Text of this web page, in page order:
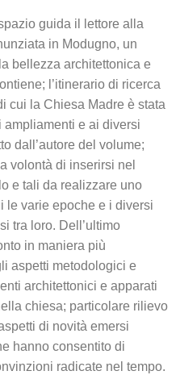
guida il lettore alla
in Modugno, un
bellezza architettonica e
l’itinerario di ricerca
cui la Chiesa Madre è stata
e ai diversi
dall’autore del volume;
volontà di inserirsi nel
e tali da realizzare uno
le varie epoche e i diversi
tra loro. Dell’ultimo
in maniera più
aspetti metodologici e
architettonici e apparati
chiesa; particolare rilievo
di novità emersi
hanno consentito di
radicate nel tempo.